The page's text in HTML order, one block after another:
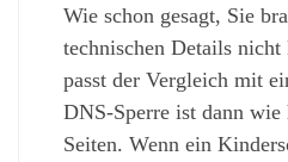
Wie schon gesagt, Sie
technischen Details
passt der Vergleich mit
DNS-Sperre ist dann wie
Seiten. Wenn ein